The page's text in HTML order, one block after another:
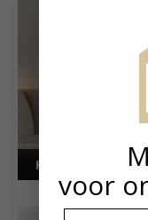
Kunstuitleen
voor